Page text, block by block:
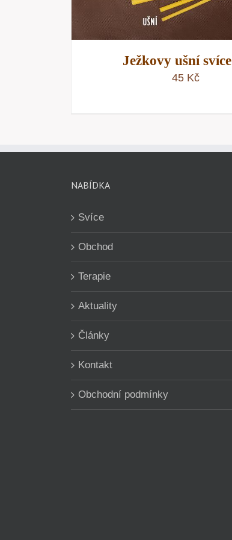
Ježkovy ušní svíce
45 Kč
NABÍDKA
Svíce
Obchod
Terapie
Aktuality
Články
Kontakt
Obchodní podmínky